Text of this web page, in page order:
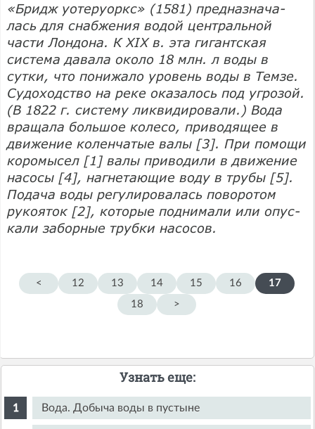
«Бридж уотеруоркс» (1581) предназнача­
лась для снабжения водой центральной
части Лондона. К XIX в. эта гигант­ская
система давала около 18 млн. л воды в
сутки, что понижало уровень воды в Темзе.
Судоходство на реке оказалось под угрозой.
(В 1822 г. систему ликвидиро­вали.) Вода
вращала большое колесо, приводящее в
дви­жение коленчатые валы [3]. При помощи
коромысел [1] валы приводили в движе­ние
насосы [4], нагнетающие воду в трубы [5].
Подача воды регулировалась поворотом
рукоя­ток [2], которые поднимали или опус­
кали заборные трубки насосов.
< 12 13 14 15 16
17
18
>
Узнать еще:
Вода. Добыча воды в пустыне